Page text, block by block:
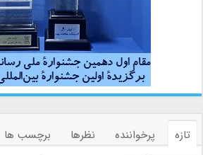
تازه پرخواننده نظرها
برچسب ها